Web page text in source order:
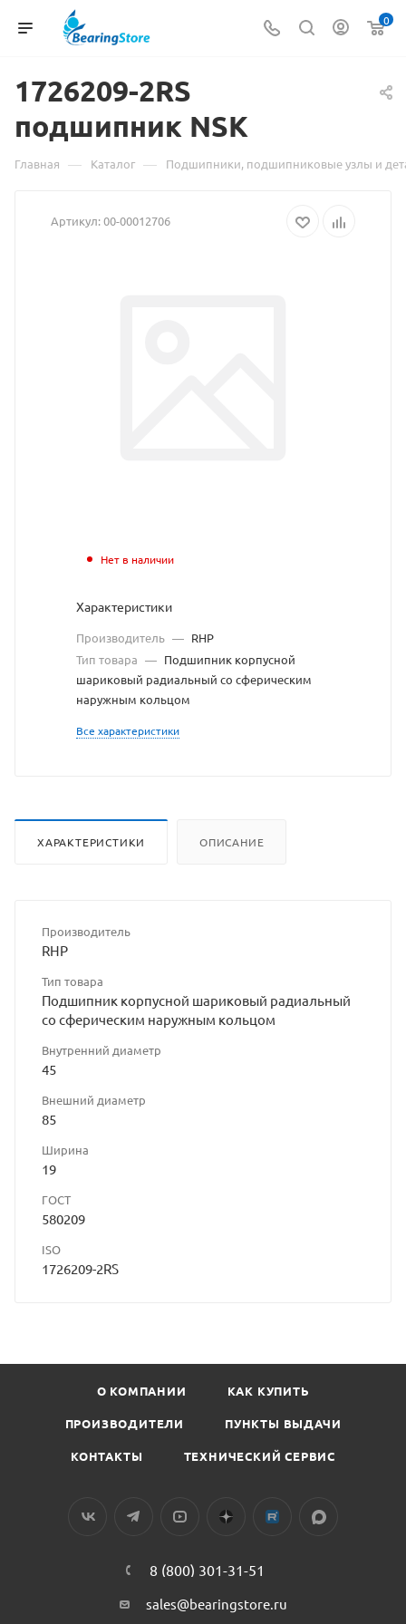
0
1726209-2RS
подшипник Материал
о
1726209-
сайта
NSK
Главная — Каталог — Подшипники, подшипниковые узлы и
Артикул:00-00012706
Нет в наличии
Характеристики
Производитель — RHP
Тип товара — Подшипник корпусной
шариковый радиальный со сферическим
наружным кольцом
Все характеристики
ХАРАКТЕРИСТИКИ ОПИСАНИЕ
Производитель
RHP
Тип товара
Подшипник корпусной шариковый радиальный
со сферическим наружным кольцом
Внутренний диаметр
45
Внешний диаметр
85
Ширина
19
ГОСТ
580209
ISO
1726209-2RS
О КОМПАНИИ КАК КУПИТЬ
ПРОИЗВОДИТЕЛИ ПУНКТЫ ВЫДАЧИ
КОНТАКТЫ ТЕХНИЧЕСКИЙ СЕРВИС
8 (800) 301-31-51
sales@bearingstore.ru